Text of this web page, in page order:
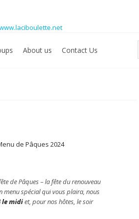
About us Contact Us
de Pâques 2024
de Pâques – la fête du renouveau
menu spécial qui vous plaira, nous
le midiet, pour nos hôtes, le soir